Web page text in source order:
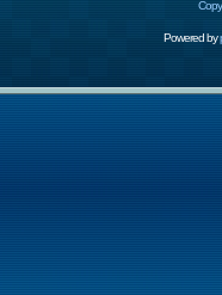
Powered by